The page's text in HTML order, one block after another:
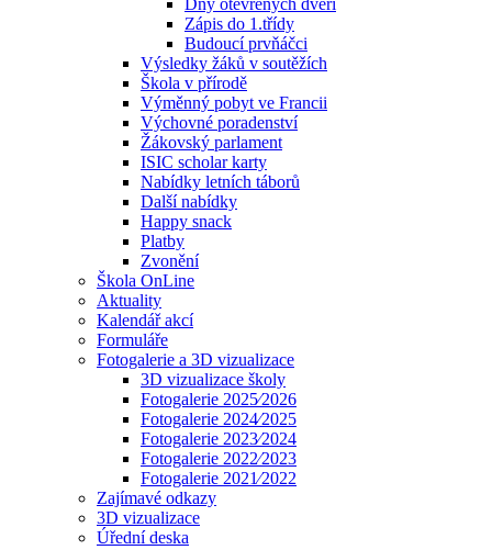
Dny otevřených dveří
Zápis do 1.třídy
Budoucí prvňáčci
Výsledky žáků v soutěžích
Škola v přírodě
Výměnný pobyt ve Francii
Výchovné poradenství
Žákovský parlament
ISIC scholar karty
Nabídky letních táborů
Další nabídky
Happy snack
Platby
Zvonění
Škola OnLine
Aktuality
Kalendář akcí
Formuláře
Fotogalerie a 3D vizualizace
3D vizualizace školy
Fotogalerie 2025⁄2026
Fotogalerie 2024⁄2025
Fotogalerie 2023⁄2024
Fotogalerie 2022⁄2023
Fotogalerie 2021⁄2022
Zajímavé odkazy
3D vizualizace
Úřední deska